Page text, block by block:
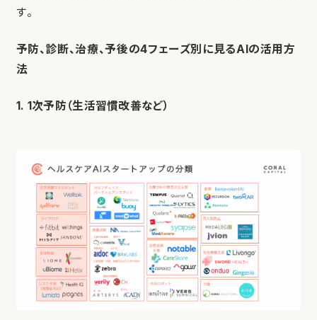
す。
予防、診断、治療、予後の4フェーズ別に見るAIの活用方
法
1. 1次予防（生活習慣改善など）